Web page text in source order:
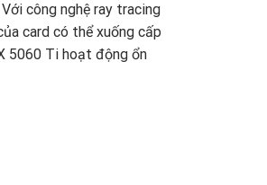
công nghệ ray tracing
card có thể xuống cấp
5060 Ti hoạt động ổn